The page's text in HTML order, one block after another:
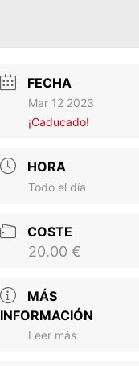
FECHA
Mar 12 2023
¡Caducado!
HORA
Todo el día
COSTE
20.00 €
MÁS
INFORMACIÓN
Leer más